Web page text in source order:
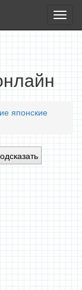
игры
японские